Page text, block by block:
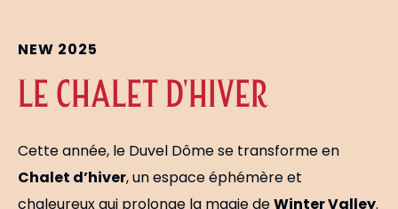
NEW 2025
LE CHALET D'HIVER
Cette année, le Duvel Dôme se transforme en
Chalet d’hiver, un espace éphémère et
chaleureux qui prolonge la magie deWinter Valley.